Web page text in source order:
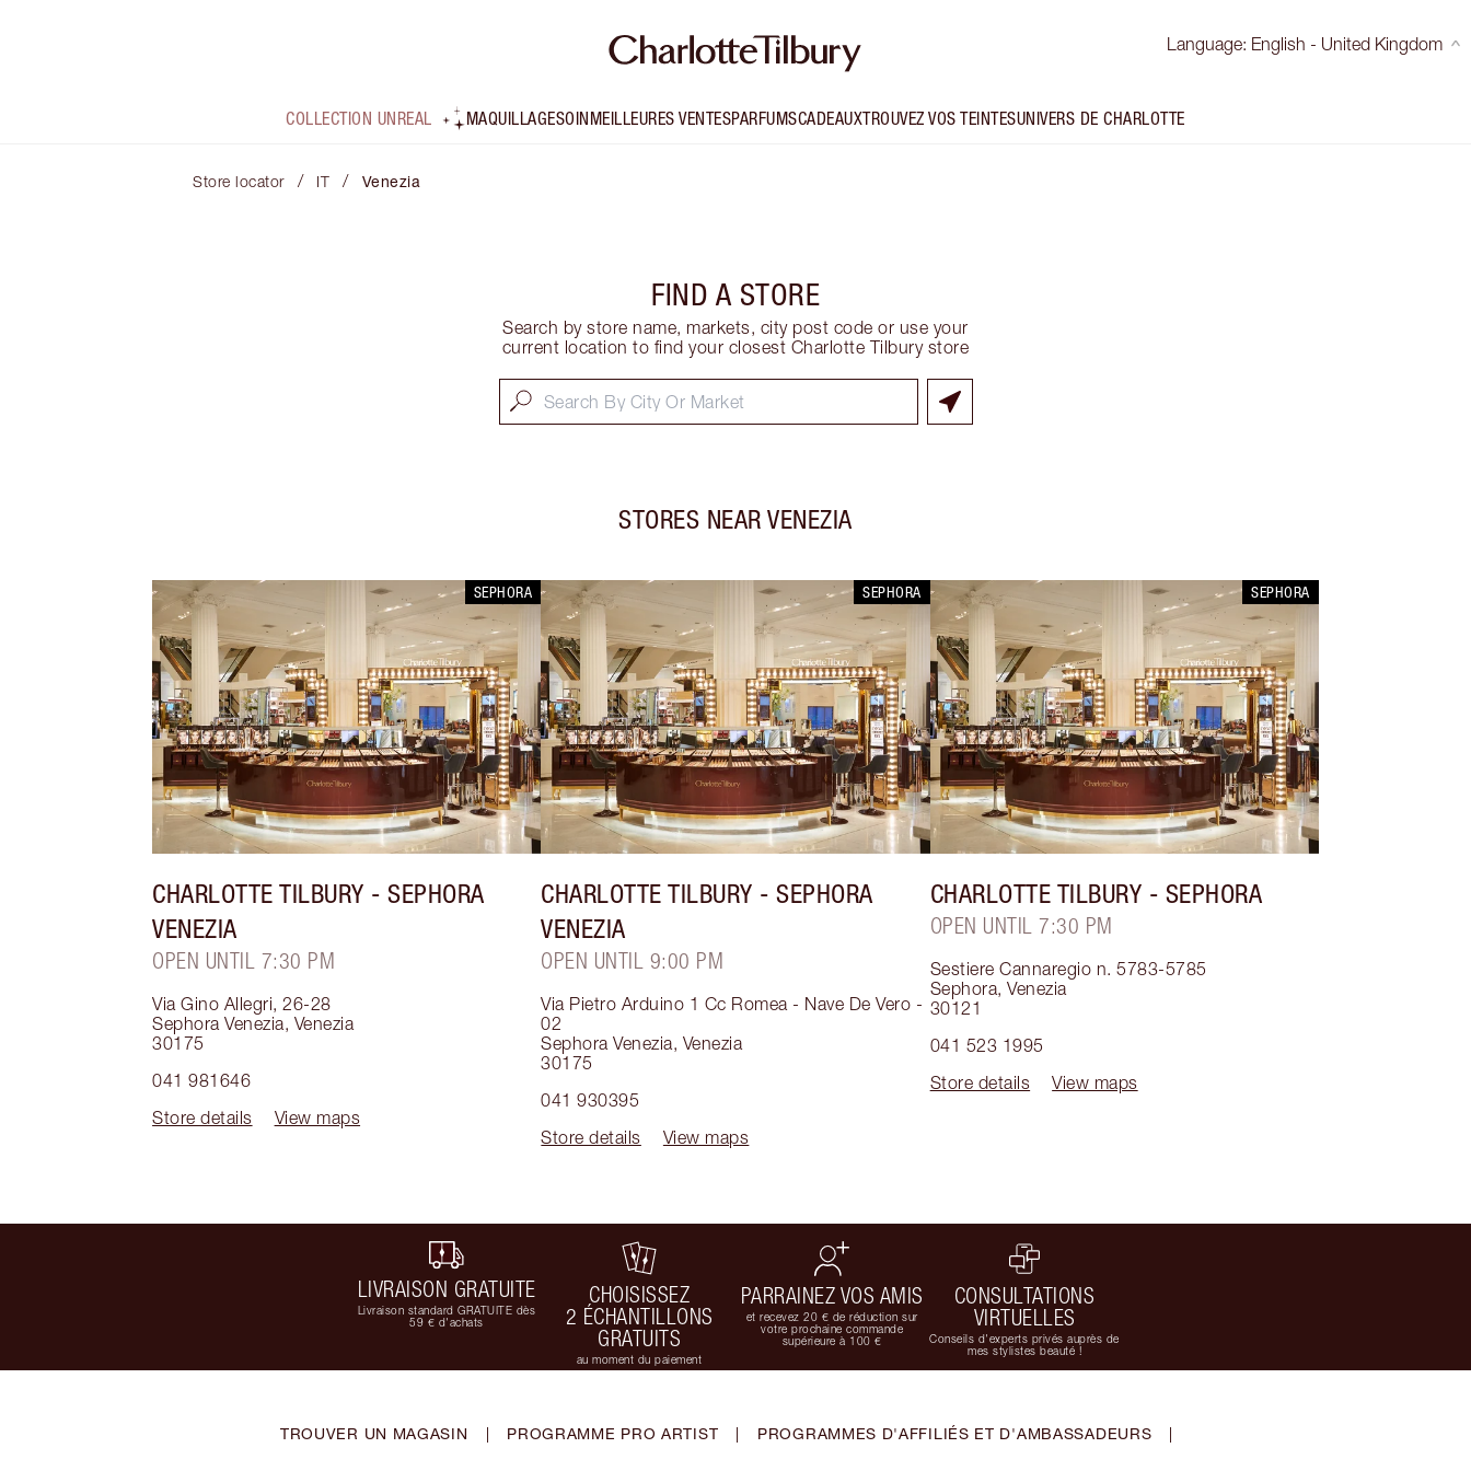
Language: English - United Kingdom
COLLECTION UNREAL MAQUILLAGESOINMEILLEURES VENTESPARFUMSCADEAUXTROUVEZ VOS TEINTESUNIVERS DE CHARLOTTE
Store locator / IT / Venezia
FIND A STORE
Search by store name, markets, city post code or use your
current location to find your closest Charlotte Tilbury store
STORES NEAR VENEZIA
SEPHORA
CHARLOTTE TILBURY - SEPHORA
VENEZIA
OPEN UNTIL 7:30 PM
Via Gino Allegri, 26-28
Sephora Venezia, Venezia
30175
041 981646
Store details
View maps
SEPHORA
CHARLOTTE TILBURY - SEPHORA
VENEZIA
OPEN UNTIL 9:00 PM
Via Pietro Arduino 1 Cc Romea - Nave De Vero -
02
Sephora Venezia, Venezia
30175
041 930395
Store details
View maps
SEPHORA
CHARLOTTE TILBURY - SEPHORA
OPEN UNTIL 7:30 PM
Sestiere Cannaregio n. 5783-5785
Sephora,Venezia
30121
041 523 1995
Store details
View maps
LIVRAISON GRATUITE
Livraison standard GRATUITE dès
59 € d'achats
CHOISISSEZ
2 ÉCHANTILLONS
GRATUITS
au moment du paiement
PARRAINEZ VOS AMIS
et recevez 20 € de réduction sur
votre prochaine commande
supérieure à 100 €
CONSULTATIONS
VIRTUELLES
Conseils d'experts privés auprès de
mes stylistes beauté !
TROUVER UN MAGASIN | PROGRAMME PRO ARTIST | PROGRAMMES D'AFFILIÉS ET D'AMBASSADEURS |